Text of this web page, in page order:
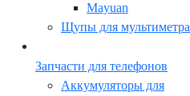
Mayuan
Щупы для мультиметра
Запчасти для телефонов
Аккумуляторы для